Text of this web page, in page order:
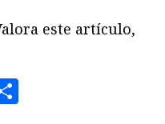
este artículo,